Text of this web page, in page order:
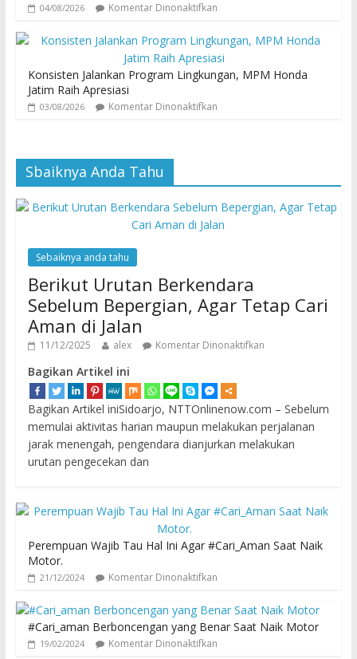
04/08/2026 Komentar Dinonaktifkan
Konsisten Jalankan Program Lingkungan, MPM Honda
Jatim Raih Apresiasi
03/08/2026 Komentar Dinonaktifkan
Sbaiknya Anda Tahu
Sebaiknya anda tahu
Berikut Urutan Berkendara
Sebelum Bepergian, Agar Tetap Cari
Aman di Jalan
11/12/2025 alex Komentar Dinonaktifkan
Bagikan Artikel ini
Bagikan Artikel iniSidoarjo, NTTOnlinenow.com – Sebelum
memulai aktivitas harian maupun melakukan perjalanan
jarak menengah, pengendara dianjurkan melakukan
urutan pengecekan dan
Perempuan Wajib Tau Hal Ini Agar #Cari_Aman Saat Naik
Motor.
21/12/2024 Komentar Dinonaktifkan
#Cari_aman Berboncengan yang Benar Saat Naik Motor
19/02/2024 Komentar Dinonaktifkan